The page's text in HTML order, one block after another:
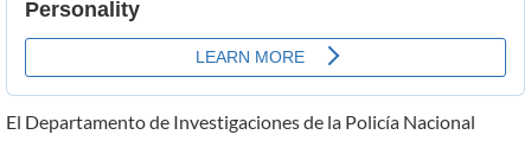
El Departamento de Investigaciones de la Policía Nacional